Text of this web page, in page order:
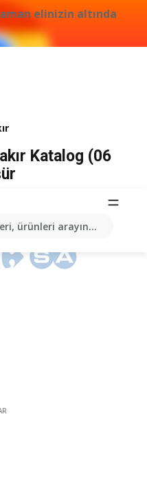
elinizin altında
ürünleri arayın...
Katalog (06